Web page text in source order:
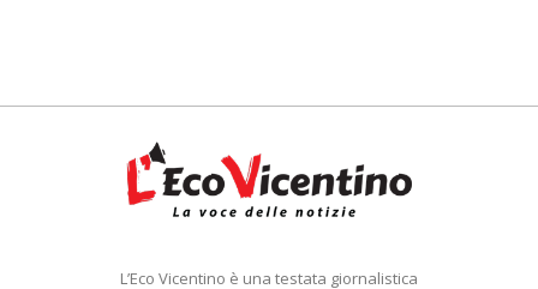
L’Eco Vicentino è una testata giornalistica